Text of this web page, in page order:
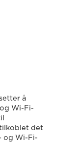
å
Wi-Fi-
det
og Wi-Fi-